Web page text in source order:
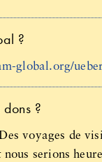
?
global.org/
?
voyages de
serions